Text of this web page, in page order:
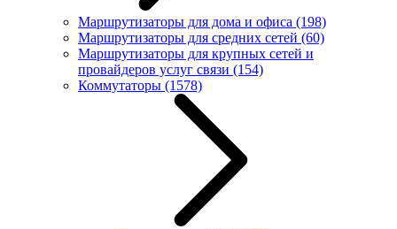
Маршрутизаторы для дома и офиса (198)
Маршрутизаторы для средних сетей (60)
Маршрутизаторы для крупных сетей и
провайдеров услуг связи (154)
Коммутаторы (1578)